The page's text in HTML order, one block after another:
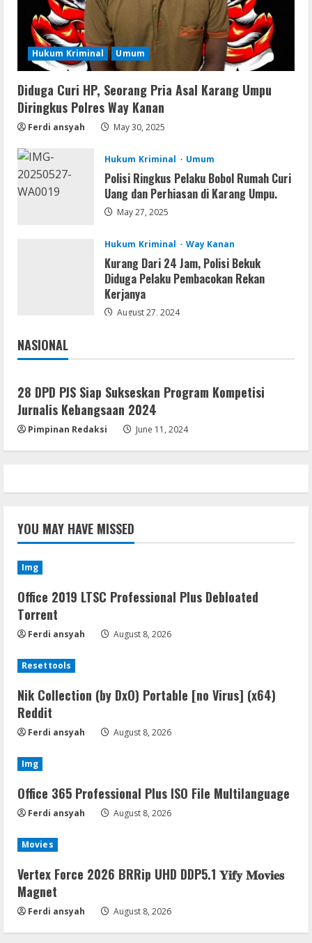
3
Img
Office 365 Professional Plus ISO File
Multilanguage
August 8, 2026
Movies
Vertex Force 2026 BRRip UHD DDP5.1
𝐘𝐢𝐟𝐲 𝐌𝐨𝐯𝐢𝐞𝐬 Magnet
Resettools
Vpn One Click Cracked x86-x64 [no
Virus]
August 8, 2026
Hukum Kriminal Umum
Diduga Curi HP, Seorang Pria Asal Karang Umpu
Diringkus Polres Way Kanan
Ferdi ansyah May 30, 2025
Hukum Kriminal Umum
Polisi Ringkus Pelaku Bobol Rumah Curi
Uang dan Perhiasan di Karang Umpu.
May 27, 2025
Hukum Kriminal Way Kanan
Kurang Dari 24 Jam, Polisi Bekuk
Diduga Pelaku Pembacokan Rekan
Kerjanya
August 27, 2024
NASIONAL
Jakarta
28 DPD PJS Siap Sukseskan Program Kompetisi
Jurnalis Kebangsaan 2024
Pimpinan Redaksi June 11, 2024
YOU MAY HAVE MISSED
Img
Office 2019 LTSC Professional Plus Debloated
Tоrrеnt
Ferdi ansyah August 8, 2026
Resettools
Nik Collection (by DxO) Portable [no Virus] (x64)
Reddit
Ferdi ansyah August 8, 2026
Img
Office 365 Professional Plus ISO File Multilanguage
Ferdi ansyah August 8, 2026
Movies
Vertex Force 2026 BRRip UHD DDP5.1 𝐘𝐢𝐟𝐲 𝐌𝐨𝐯𝐢𝐞𝐬
Magnet
Ferdi ansyah August 8, 2026